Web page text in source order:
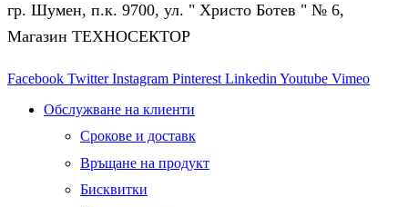
гр. Шумен, п.к. 9700, ул. " Христо Ботев " № 6,
Магазин ТЕХНОСЕКТОР
Facebook Twitter Instagram Pinterest Linkedin Youtube Vimeo
Обслужване на клиенти
Срокове и доставк
Връщане на продукт
Бисквитки